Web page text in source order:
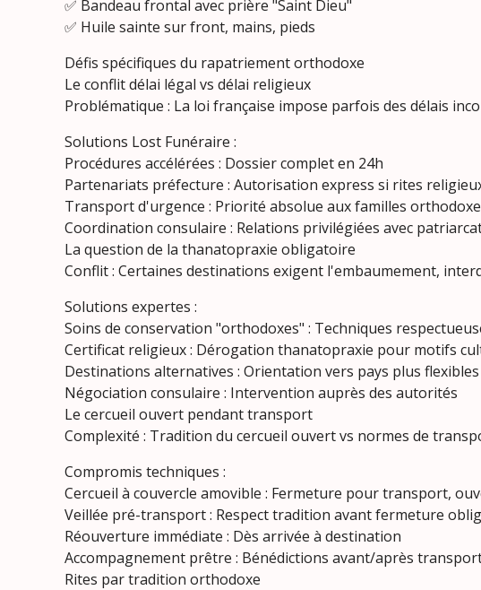
✅ Bandeau frontal avec prière "Saint Dieu"
✅ Huile sainte sur front, mains, pieds
Défis spécifiques du rapatriement orthodoxe
Le conflit délai légal vs délai religieux
Problématique : La loi française impose parfois des délais
Solutions Lost Funéraire :
Procédures accélérées : Dossier complet en 24h
Partenariats préfecture : Autorisation express si rites
Transport d'urgence : Priorité absolue aux familles
Coordination consulaire : Relations privilégiées avec
La question de la thanatopraxie obligatoire
Conflit : Certaines destinations exigent l'embaumement,
Solutions expertes :
Soins de conservation "orthodoxes" : Techniques
Certificat religieux : Dérogation thanatopraxie pour motifs
Destinations alternatives : Orientation vers pays plus flexibles
Négociation consulaire : Intervention auprès des autorités
Le cercueil ouvert pendant transport
Complexité : Tradition du cercueil ouvert vs normes de
Compromis techniques :
Cercueil à couvercle amovible : Fermeture pour transport,
Veillée pré-transport : Respect tradition avant fermeture
Réouverture immédiate : Dès arrivée à destination
Accompagnement prêtre : Bénédictions avant/après
Rites par tradition orthodoxe